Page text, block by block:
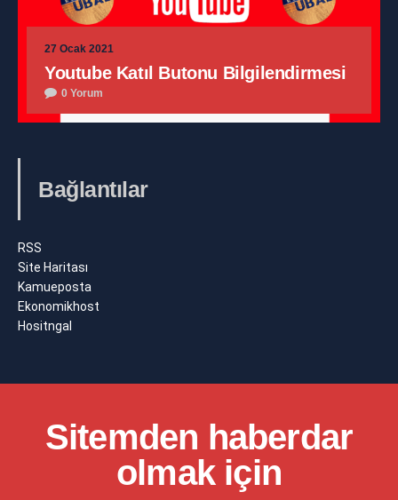
27 Ocak 2021
Youtube Katıl Butonu Bilgilendirmesi
0 Yorum
Bağlantılar
RSS
Site Haritası
Kamueposta
Ekonomikhost
Hositngal
Sitemden haberdar
olmak için